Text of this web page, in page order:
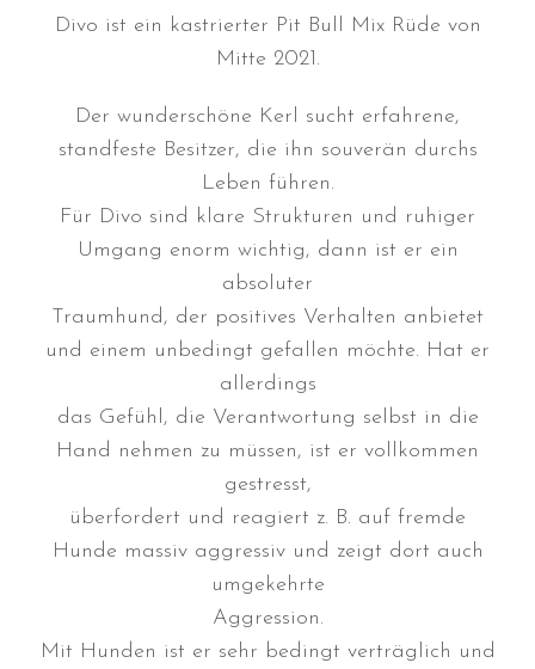
Blog
neues Zuhause!
Voller Erfolg in Gerpinnes (B)!!
Juli 2026
Divo ist ein kastrierter Pit Bull Mix Rüde von
Mitte 2021.
Der wunderschöne Kerl sucht erfahrene,
standfeste Besitzer, die ihn souverän durchs
Leben führen.
Für Divo sind klare Strukturen und ruhiger
Umgang enorm wichtig, dann ist er ein
absoluter
Traumhund, der positives Verhalten anbietet
und einem unbedingt gefallen möchte. Hat er
allerdings
das Gefühl, die Verantwortung selbst in die
Hand nehmen zu müssen, ist er vollkommen
gestresst,
überfordert und reagiert z. B. auf fremde
Hunde massiv aggressiv und zeigt dort auch
umgekehrte
Aggression.
Mit Hunden ist er sehr bedingt verträglich und